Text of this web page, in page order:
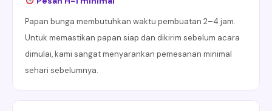
Papan bunga membutuhkan waktu pembuatan 2–4 jam.
Untuk memastikan papan siap dan dikirim sebelum acara
dimulai, kami sangat menyarankan pemesanan minimal
sehari sebelumnya.